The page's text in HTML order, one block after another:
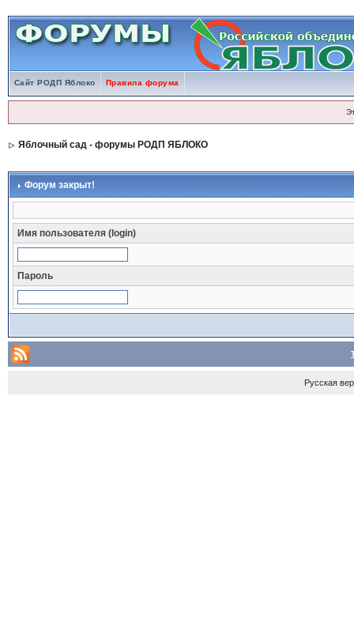
Сайт РОДП Яблоко Правила форума
Яблочный сад - форумы РОДП ЯБЛОКО
Форум закрыт!
Имя пользователя (login)
Пароль
Русская